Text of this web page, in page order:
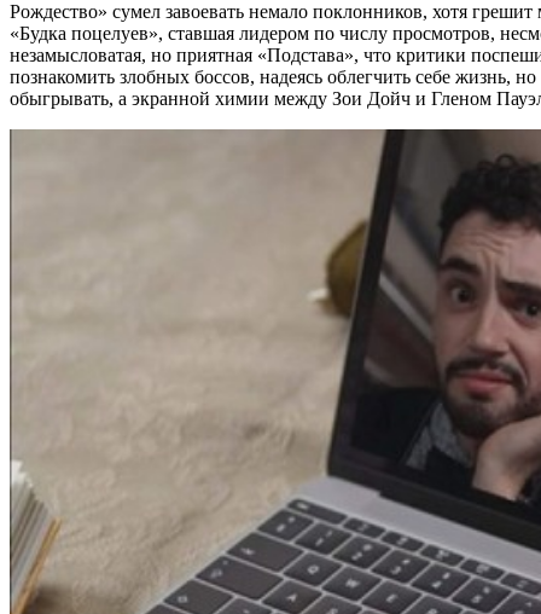
Рождество» сумел завоевать немало поклонников, хотя
«Будка поцелуев», ставшая лидером по числу просмотров,
незамысловатая, но приятная «Подстава», что критики
познакомить злобных боссов, надеясь облегчить себе жизнь,
обыгрывать, а экранной химии между Зои Дойч и Гленом